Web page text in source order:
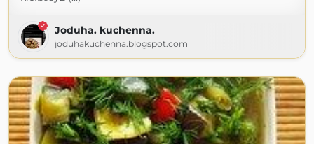
Joduha. kuchenna.
joduhakuchenna.blogspot.com